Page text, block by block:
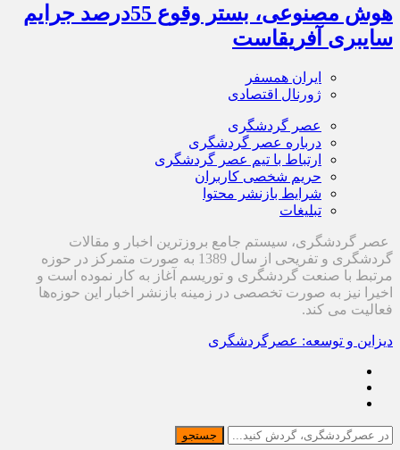
هوش مصنوعی، بستر وقوع 55درصد جرایم
سایبری آفریقاست
ایران همسفر
ژورنال اقتصادی
عصر گردشگری
درباره عصر گردشگری
ارتباط با تیم عصر گردشگری
حریم شخصی کاربران
شرایط بازنشر محتوا
تبلیغات
عصر گردشگری، سیستم جامع بروزترین اخبار و مقالات
گردشگری و تفریحی از سال 1389 به صورت متمرکز در حوزه
مرتبط با صنعت گردشگری و توریسم آغاز به کار نموده است و
اخیرا نیز به صورت تخصصی در زمینه بازنشر اخبار این حوزه‌ها
فعالیت می کند.
دیزاین و توسعه: عصرگردشگری
جستجو